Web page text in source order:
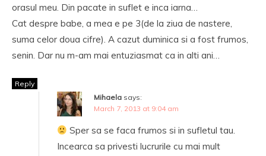
orasul meu. Din pacate in suflet e inca iarna…
Cat despre babe, a mea e pe 3(de la ziua de nastere,
suma celor doua cifre). A cazut duminica si a fost frumos,
senin. Dar nu m-am mai entuziasmat ca in alti ani…
Reply
Mihaela says:
March 7, 2013 at 9:04 am
Sper sa se faca frumos si in sufletul tau.
Incearca sa privesti lucrurile cu mai mult